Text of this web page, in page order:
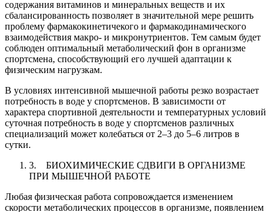
содержания витаминов и минеральных веществ и их
сбалансированность позволяет в значительной мере решить
проблему фармакокинетичекого и фармакодинамического
взаимодействия макро- и микронутриентов. Тем самым будет
соблюден оптимальный метаболический фон в организме
спортсмена, способствующий его лучшей адаптации к
физическим нагрузкам.
В условиях интенсивной мышечной работы резко возрастает
потребность в воде у спортсменов. В зависимости от
характера спортивной деятельности и температурных условий
суточная потребность в воде у спортсменов различных
специализаций может колебаться от 2–3 до 5–6 литров в
сутки.
3. БИОХИМИЧЕСКИЕ СДВИГИ В ОРГАНИЗМЕ
ПРИ МЫШЕЧНОЙ РАБОТЕ
Любая физическая работа сопровождается изменением
скорости ме­таболических процессов в организме, появлением